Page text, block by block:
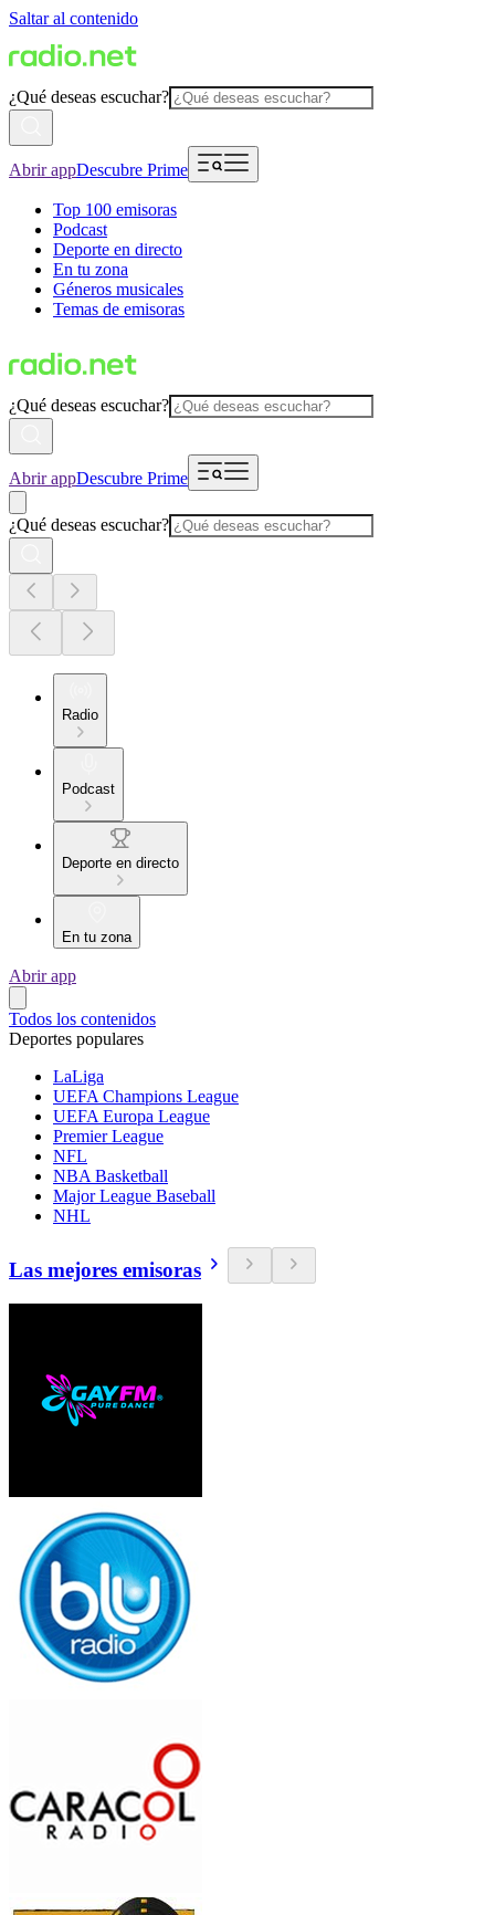
Saltar al contenido
¿Qué deseas escuchar?
Abrir appDescubre Prime
Top 100 emisoras
Podcast
Deporte en directo
En tu zona
Géneros musicales
Temas de emisoras
¿Qué deseas escuchar?
Abrir appDescubre Prime
¿Qué deseas escuchar?
Radio
Podcast
Deporte en directo
En tu zona
Abrir app
Todos los contenidos
Deportes populares
LaLiga
UEFA Champions League
UEFA Europa League
Premier League
NFL
NBA Basketball
Major League Baseball
NHL
Las mejores emisoras